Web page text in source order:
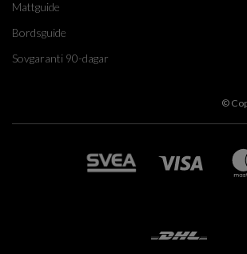
Mattguide
Bordsguide
Sovgaranti 90-dagar
©